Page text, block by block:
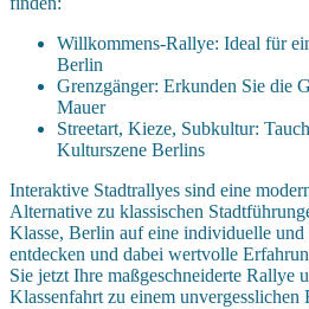
Willkommens-Rallye: Ideal für
Berlin
Grenzgänger: Erkunden Sie die
Mauer
Streetart, Kieze, Subkultur:
Kulturszene Berlins
Interaktive Stadtrallyes sind eine
Alternative zu klassischen
Klasse, Berlin auf eine individuelle und
entdecken und dabei wertvolle
Sie jetzt Ihre maßgeschneiderte Rallye
Klassenfahrt zu einem unvergesslichen